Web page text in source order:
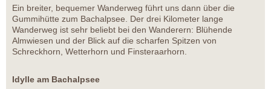
Ein breiter, bequemer Wanderweg führt uns dann über die
Gummihütte zum Bachalpsee. Der drei Kilometer lange
Wanderweg ist sehr beliebt bei den Wanderern: Blühende
Almwiesen und der Blick auf die scharfen Spitzen von
Schreckhorn, Wetterhorn und Finsteraarhorn.
Idylle am Bachalpsee